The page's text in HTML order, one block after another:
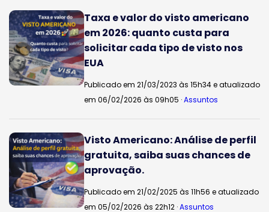
Taxa e valor do visto americano
em 2026: quanto custa para
solicitar cada tipo de visto nos
EUA
Publicado em 21/03/2023 às 15h34 e atualizado
em 06/02/2026 às 09h05 ·Assuntos
Visto Americano: Análise de perfil
gratuita, saiba suas chances de
aprovação.
Publicado em 21/02/2025 às 11h56 e atualizado
em 05/02/2026 às 22h12 ·Assuntos